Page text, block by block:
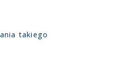
takiego